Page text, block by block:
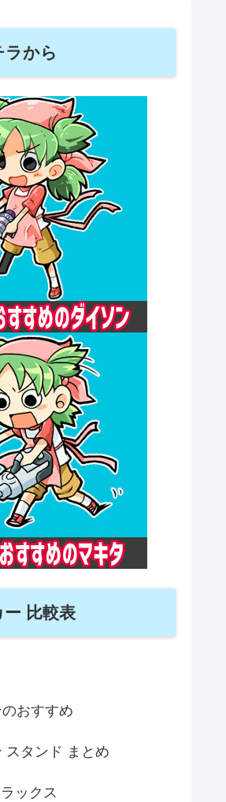
ラから
比較表
おすすめ
スタンド まとめ
ックス